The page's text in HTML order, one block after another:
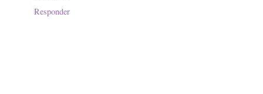
Responder